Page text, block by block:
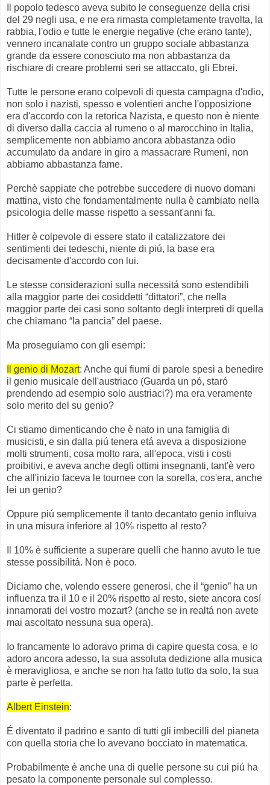
Il popolo tedesco aveva subito le conseguenze della crisi
del 29 negli usa, e ne era rimasta completamente travolta, la
rabbia, l'odio e tutte le energie negative (che erano tante),
vennero incanalate contro un gruppo sociale abbastanza
grande da essere conosciuto ma non abbastanza da
rischiare di creare problemi seri se attaccato, gli Ebrei.
Tutte le persone erano colpevoli di questa campagna d'odio,
non solo i nazisti, spesso e volentieri anche l'opposizione
era d'accordo con la retorica Nazista, e questo non è niente
di diverso dalla caccia al rumeno o al marocchino in Italia,
semplicemente non abbiamo ancora abbastanza odio
accumulato da andare in giro a massacrare Rumeni, non
abbiamo abbastanza fame.
Perchè sappiate che potrebbe succedere di nuovo domani
mattina, visto che fondamentalmente nulla è cambiato nella
psicologia delle masse rispetto a sessant'anni fa.
Hitler è colpevole di essere stato il catalizzatore dei
sentimenti dei tedeschi, niente di piú, la base era
decisamente d'accordo con lui.
Le stesse considerazioni sulla necessitá sono estendibili
alla maggior parte dei cosiddetti “dittatori”, che nella
maggior parte dei casi sono soltanto degli interpreti di quella
che chiamano “la pancia” del paese.
Ma proseguiamo con gli esempi:
Il genio di Mozart: Anche qui fiumi di parole spesi a benedire
il genio musicale dell'austriaco (Guarda un pó, staró
prendendo ad esempio solo austriaci?) ma era veramente
solo merito del su genio?
Ci stiamo dimenticando che è nato in una famiglia di
musicisti, e sin dalla piú tenera etá aveva a disposizione
molti strumenti, cosa molto rara, all'epoca, visti i costi
proibitivi, e aveva anche degli ottimi insegnanti, tant'è vero
che all'inizio faceva le tournee con la sorella, cos'era, anche
lei un genio?
Oppure piú semplicemente il tanto decantato genio influiva
in una misura inferiore al 10% rispetto al resto?
Il 10% è sufficiente a superare quelli che hanno avuto le tue
stesse possibilitá. Non è poco.
Diciamo che, volendo essere generosi, che il “genio” ha un
influenza tra il 10 e il 20% rispetto al resto, siete ancora cosí
innamorati del vostro mozart? (anche se in realtá non avete
mai ascoltato nessuna sua opera).
Io francamente lo adoravo prima di capire questa cosa, e lo
adoro ancora adesso, la sua assoluta dedizione alla musica
è meravigliosa, e anche se non ha fatto tutto da solo, la sua
parte è perfetta.
Albert Einstein:
É diventato il padrino e santo di tutti gli imbecilli del pianeta
con quella storia che lo avevano bocciato in matematica.
Probabilmente è anche una di quelle persone su cui piú ha
pesato la componente personale sul complesso.